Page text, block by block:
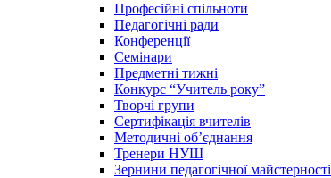
Професійні спільноти
Педагогічні ради
Конференції
Семінари
Предметні тижні
Конкурс “Учитель року”
Творчі групи
Сертифікація вчителів
Методичні об’єднання
Тренери НУШ
Зернини педагогічної майстерності